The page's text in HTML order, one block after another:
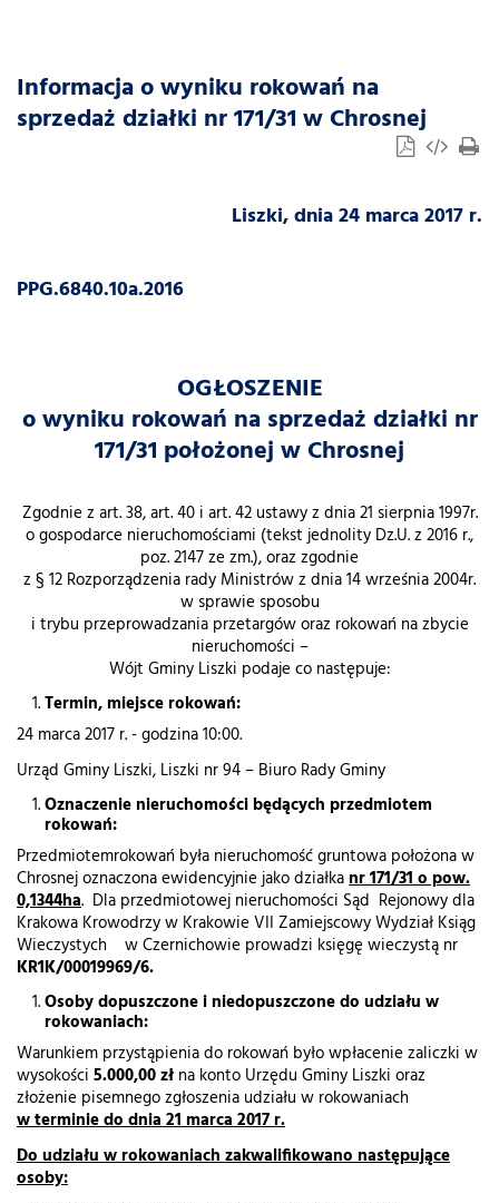
Informacja o wyniku rokowań na
sprzedaż działki nr 171/31 w Chrosnej
Liszki, dnia 24 marca 2017 r.
PPG.6840.10a.2016
OGŁOSZENIE
o wyniku rokowań na sprzedaż działki nr
171/31 położonej w Chrosnej
Zgodnie z art. 38, art. 40 i art. 42 ustawy z dnia 21 sierpnia 1997r.
o gospodarce nieruchomościami (tekst jednolity Dz.U. z 2016 r.,
poz. 2147 ze zm.), oraz zgodnie
z § 12 Rozporządzenia rady Ministrów z dnia 14 września 2004r.
w sprawie sposobu
i trybu przeprowadzania przetargów oraz rokowań na zbycie
nieruchomości –
Wójt Gminy Liszki podaje co następuje:
Termin, miejsce rokowań:
24 marca 2017 r. - godzina 10:00.
Urząd Gminy Liszki, Liszki nr 94 – Biuro Rady Gminy
Oznaczenie nieruchomości będących przedmiotem
rokowań:
Przedmiotemrokowań była nieruchomość gruntowa położona w
Chrosnej oznaczona ewidencyjnie jako działkanr 171/31 o pow.
0,1344ha. Dla przedmiotowej nieruchomości Sąd Rejonowy dla
Krakowa Krowodrzy w Krakowie VII Zamiejscowy Wydział Ksiąg
Wieczystych w Czernichowie prowadzi księgę wieczystą nr
KR1K/00019969/6.
Osoby dopuszczone i niedopuszczone do udziału w
rokowaniach:
Warunkiem przystąpienia do rokowań było wpłacenie zaliczki w
wysokości 5.000,00 zł na konto Urzędu Gminy Liszki oraz
złożenie pisemnego zgłoszenia udziału w rokowaniach
w terminie do dnia 21 marca 2017 r.
Do udziału w rokowaniach zakwalifikowano następujące
osoby: